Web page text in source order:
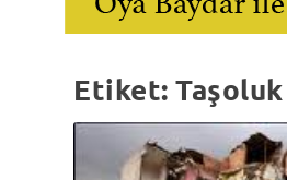
Etiket:Taşoluk